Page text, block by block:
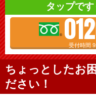
タップで
受付時間
ちょっとしたお
ださい！